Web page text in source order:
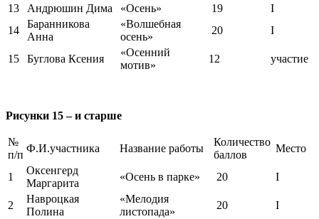
13
Андрюшин Дима «Осень» 19
I
14
Баранникова
Анна
«Волшебная
осень»
20 I
15 Буглова Ксения
«Осенний
мотив»
12 участие
Рисунки 15 – и старше
№
п/п
Ф.И.участника Название работы
Количество
баллов
Место
1
Оксенгерд
Маргарита
«Осень в парке» 20 I
2
Навроцкая
Полина
«Мелодия
листопада»
20 I